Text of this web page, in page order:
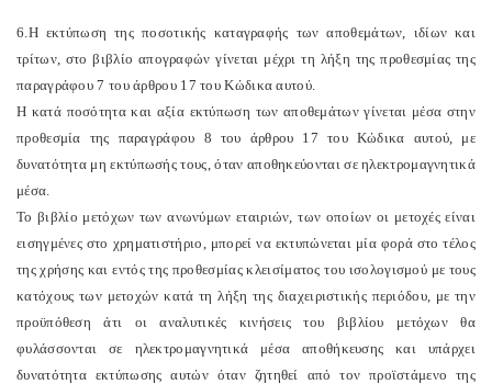
6.Η εκτύπωση της ποσοτικής καταγραφής των αποθεμάτων, ιδίων και
τρίτων, στο βιβλίο απογραφών γίνεται μέχρι τη λήξη της προθεσμίας της
παραγράφου 7 του άρθρου 17 του Κώδικα αυτού.
Η κατά ποσότητα και αξία εκτύπωση των αποθεμάτων γίνεται μέσα στην
προθεσμία της παραγράφου 8 του άρθρου 17 του Κώδικα αυτού, με
δυνατότητα μη εκτύπωσής τους, όταν αποθηκεύονται σε ηλεκτρομαγνητικά
μέσα.
Το βιβλίο μετόχων των ανωνύμων εταιριών, των οποίων οι μετοχές είναι
εισηγμένες στο χρηματιστήριο, μπορεί να εκτυπώνεται μία φορά στο τέλος
της χρήσης και εντός της προθεσμίας κλεισίματος του ισολογισμού με τους
κατόχους των μετοχών κατά τη λήξη της διαχειριστικής περιόδου, με την
προϋπόθεση άτι οι αναλυτικές κινήσεις του βιβλίου μετόχων θα
φυλάσσονται σε ηλεκτρομαγνητικά μέσα αποθήκευσης και υπάρχει
δυνατότητα εκτύπωσης αυτών όταν ζητηθεί από τον προϊστάμενο της